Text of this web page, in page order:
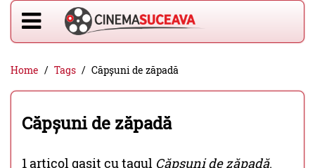
Home Tags Căpșuni de zăpadă
Căpșuni de zăpadă
1 articol gasit cu tagul Căpșuni de zăpadă.